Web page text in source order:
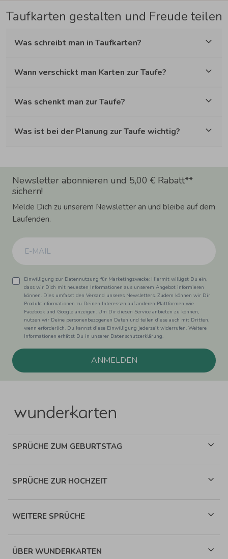
Taufkarten gestalten und Freude teilen
Was schreibt man in Taufkarten?
Wann verschickt man Karten zur Taufe?
Was schenkt man zur Taufe?
Was ist bei der Planung zur Taufe wichtig?
Newsletter abonnieren und 5,00 € Rabatt**
sichern!
Melde Dich zu unserem Newsletter an und bleibe auf dem
Laufenden.
Einwilligung zur Datennutzung für Marketingzwecke: Hiermit willigst Du ein,
dass wir Dich mit neuesten Informationen aus unserem Angebot informieren
können. Dies umfasst den Versand unseres Newsletters. Zudem können wir Dir
Produktinformationen zu Deinen Interessen auf anderen Plattformen wie
Facebook und Google anzeigen. Um Dir diesen Service anbieten zu können,
nutzen wir Deine personenbezogenen Daten und teilen diese auch mit Dritten,
wenn erforderlich. Du kannst diese Einwilligung jederzeit widerrufen. Weitere
Informationen erhätst Du in unserer Datenschutzerklärung.
ANMELDEN
SPRÜCHE ZUM GEBURTSTAG
SPRÜCHE ZUR HOCHZEIT
WEITERE SPRÜCHE
ÜBER WUNDERKARTEN